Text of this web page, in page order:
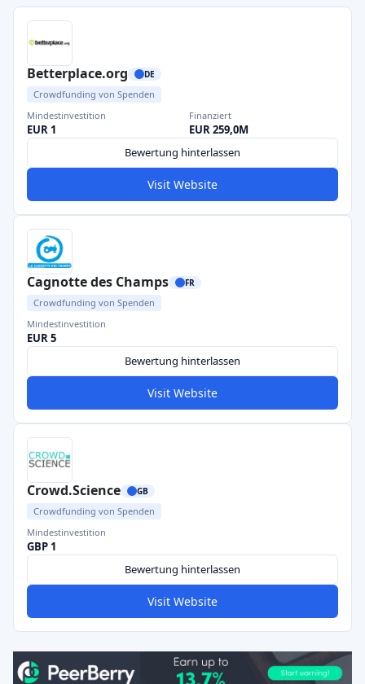
Betterplace.org DE
Crowdfunding von Spenden
Mindestinvestition
EUR 1
Finanziert
EUR 259,0M
Bewertung hinterlassen
Visit Website
Cagnotte des Champs FR
Crowdfunding von Spenden
Mindestinvestition
EUR 5
Bewertung hinterlassen
Visit Website
Crowd.Science GB
Crowdfunding von Spenden
Mindestinvestition
GBP 1
Bewertung hinterlassen
Visit Website